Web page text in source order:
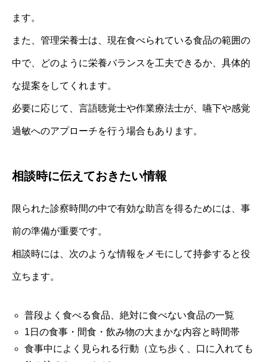
ます。
また、管理栄養士は、現在食べられている食品の範囲の
中で、どのように栄養バランスを工夫できるか、具体的
な提案をしてくれます。
必要に応じて、言語聴覚士や作業療法士が、嚥下や感覚
過敏へのアプローチを行う場合もあります。
相談時に伝えておきたい情報
限られた診察時間の中で有効な助言を得るためには、事
前の準備が重要です。
相談時には、次のような情報をメモにして持参すると役
立ちます。
普段よく食べる食品、絶対に食べない食品の一覧
1日の食事・間食・飲み物の大まかな内容と時間帯
食事中によく見られる行動（立ち歩く、口に入れても